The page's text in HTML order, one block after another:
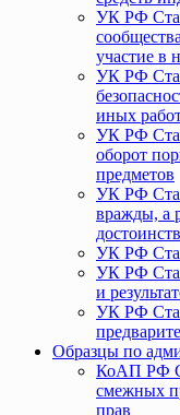
УК РФ
участие в
УК РФ
иных
УК РФ
оборот
предметов
УК РФ
вражды, а
УК РФ
УК РФ
и
УК РФ
Образцы по
КоАП РФ
смежных
прав